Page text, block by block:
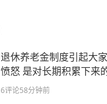
退休养老金制度引起大
愤怒 是对长期积累下来
老公平的焦虑
6评论58分钟前